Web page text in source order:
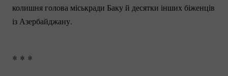
колишня голова міськради Баку й десятки інших біженців
із Азербайджану.
* * *